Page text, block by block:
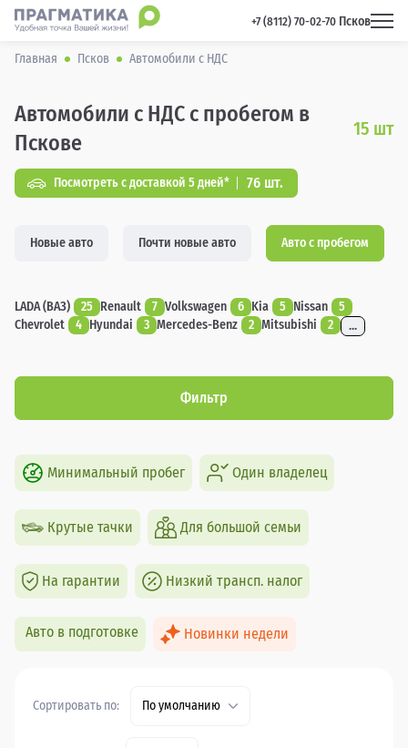
+7 (8112) 70-02-70 Псков
Главная Псков Автомобили с НДС
Автомобили с НДС с пробегом в
Пскове
15 шт
Посмотреть с доставкой 5 дней* 76 шт.
Новые авто Почти новые авто Авто с пробегом
LADA (ВАЗ) 25 Renault 7 Volkswagen 6 Kia 5 Nissan
5
Chevrolet
4 Hyundai 3 Mercedes-Benz 2 Mitsubishi 2 ...
Фильтр
Минимальный пробег Один владелец
Крутые тачки Для большой семьи
На гарантии Низкий трансп. налог
Авто в подготовке Новинки недели
Сортировать по: По умолчанию